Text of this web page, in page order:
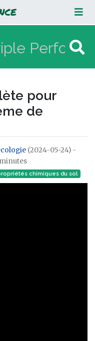
pour
de
pour
de
(2024-05-24) -
chimiques du sol